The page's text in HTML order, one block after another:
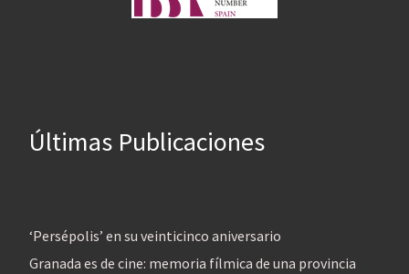
Últimas Publicaciones
‘Persépolis’ en su veinticinco aniversario
Granada es de cine: memoria fílmica de una provincia